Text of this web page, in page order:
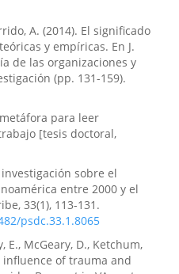
A. (2014). El significado
y empíricas. En J.
de las organizaciones y
(pp. 131-159).
para leer
[tesis doctoral,
investigación sobre el
entre 2000 y el
33(1), 113-131.
psdc.33.1.8065
E., McGeary, D., Ketchum,
influence of trauma and